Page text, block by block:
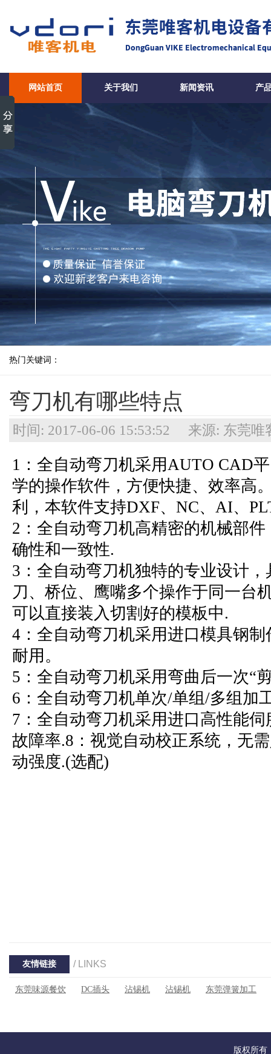
弯刀机有哪些特点-常见问题-东莞
设备有限公司
网站首页 关于我们 新闻资讯 产
热门关键词：
弯刀机有哪些特点
时间: 2017-06-06 15:53:52 来源: 东莞唯
1：全自动弯刀机采用AUTO CAD
学的操作软件，方便快捷、效率高
利，本软件支持DXF、NC、AI、
2：全自动弯刀机高精密的机械部
确性和一致性.
3：全自动弯刀机独特的专业设计
刀、桥位、鹰嘴多个操作于同一台
可以直接装入切割好的模板中.
4：全自动弯刀机采用进口模具钢
耐用。
5：全自动弯刀机采用弯曲后一次“
6：全自动弯刀机单次/单组/多组加
7：全自动弯刀机采用进口高性能
故障率.8：视觉自动校正系统，无
动强度.(选配)
友情链接 / LINKS
东莞味源餐饮 DC插头 沾锡机 沾锡机 东莞弹簧加工
版权所有